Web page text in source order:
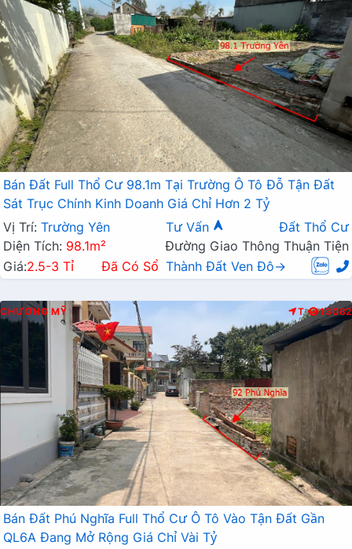
Bán Đất Full Thổ Cư 98.1m Tại Trường Ô Tô Đỗ Tận Đất
Sát Trục Chính Kinh Doanh Giá Chỉ Hơn 2 Tỷ
Vị Trí: Trường Yên Tư Vấn
Đất Thổ Cư
Diện Tích: 98.1m²
Đường Giao Thông Thuận Tiện
Giá:2.5-3 Tỉ Đã Có Sổ Thành Đất Ven Đô→
CHƯƠNG MỸ T 13082
Bán Đất Phú Nghĩa Full Thổ Cư Ô Tô Vào Tận Đất Gần
QL6A Đang Mở Rộng Giá Chỉ Vài Tỷ